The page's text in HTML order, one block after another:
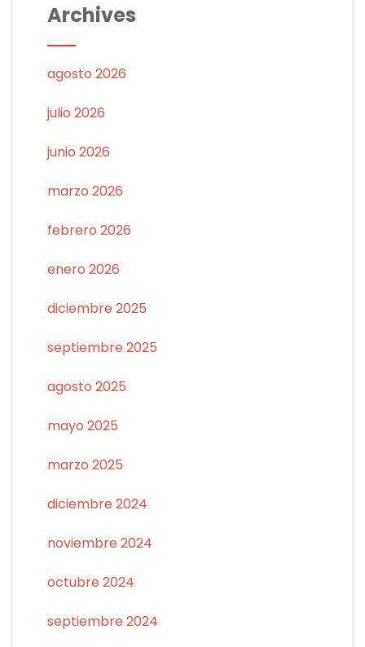
Archives
agosto 2026
julio 2026
junio 2026
marzo 2026
febrero 2026
enero 2026
diciembre 2025
septiembre 2025
agosto 2025
mayo 2025
marzo 2025
diciembre 2024
noviembre 2024
octubre 2024
septiembre 2024